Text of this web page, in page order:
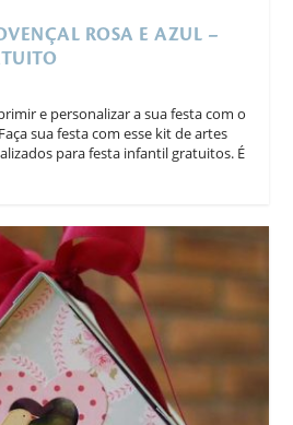
ROSA E AZUL –
e personalizar a sua festa com o
sua festa com esse kit de artes
para festa infantil gratuitos. É